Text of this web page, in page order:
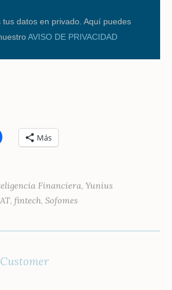
tus datos en privado. Aquí puedes
AVISO DE PRIVACIDAD
Más
Financiera, Yunius
, fintech, Sofomes